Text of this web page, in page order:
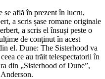
se află în prezent în lucru,
a scris șase romane originale
a scris el însuși peste o
de conținut în acest
el. Dune: The Sisterhood va
ce au trăit telespectatorii în
din „Sisterhood of Dune”,